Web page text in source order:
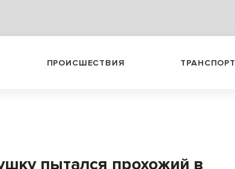
ПРОИСШЕСТВИЯ ТРАНСПОРТ
пытался прохожий в